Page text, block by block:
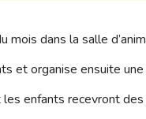
mois dans la salle
et organise ensuite
enfants recevront